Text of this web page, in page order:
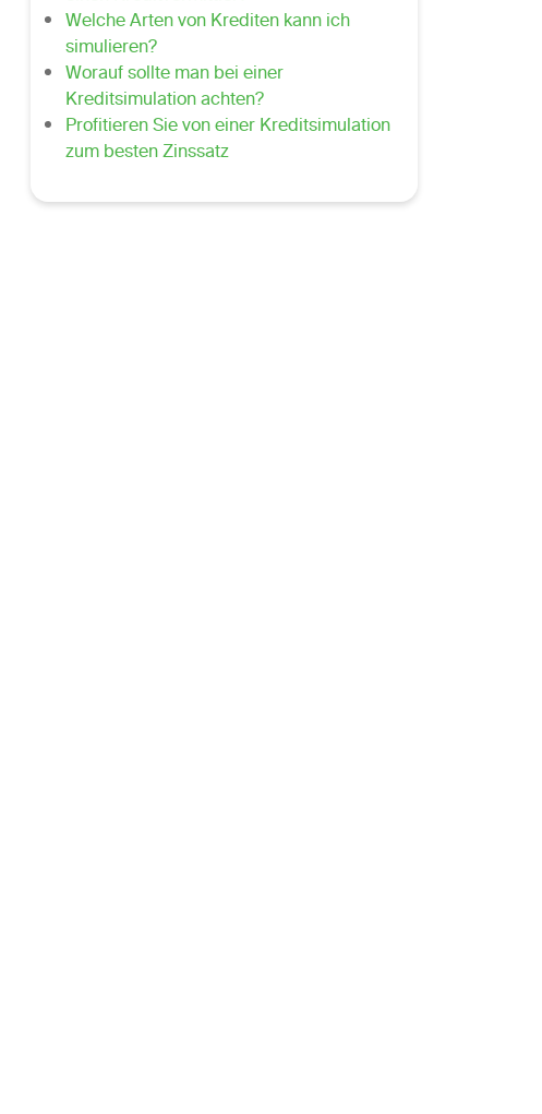
Welche Arten von Krediten kann ich
simulieren?
Worauf sollte man bei einer
Kreditsimulation achten?
Profitieren Sie von einer Kreditsimulation
zum besten Zinssatz